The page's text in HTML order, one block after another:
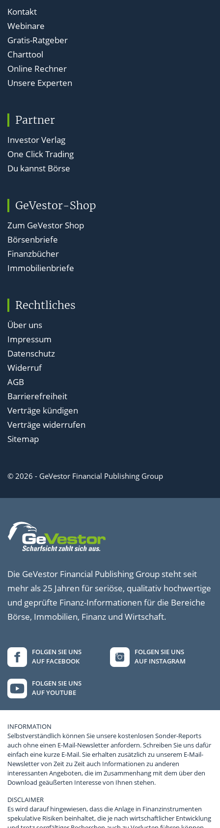
Kontakt
Webinare
Gratis-Ratgeber
Charttool
Online Rechner
Unsere Experten
Partner
Investor Verlag
One Click Trading
Du kannst Börse
GeVestor-Shop
Zum GeVestor Shop
Börsenbriefe
Finanzbücher
Immobilienbriefe
Rechtliches
Über uns
Impressum
Datenschutz
Widerruf
AGB
Barrierefreiheit
Verträge kündigen
Verträge widerrufen
Sitemap
© 2026 - GeVestor Financial Publishing Group
Die GeVestor Financial Publishing Group steht seit
mehr als 25 Jahren für seriöse, qualitativ hochwertige
und geprüfte Finanz-Informationen für die Bereiche
Börse, Immobilien, Finanz und Wirtschaft.
FOLGEN SIE UNS
AUF FACEBOOK
FOLGEN SIE UNS
AUF INSTAGRAM
FOLGEN SIE UNS
AUF YOUTUBE
INFORMATION
Selbstverständlich können Sie unsere kostenlosen Sonder-Reports
auch ohne einen E-Mail-Newsletter anfordern. Schreiben Sie uns dafür
einfach eine kurze E-Mail. Sie erhalten zusätzlich zu unserem E-Mail-
Newsletter von Zeit zu Zeit auch Informationen zu anderen
interessanten Angeboten, die im Zusammenhang mit dem über den
Download geäußerten Interesse von Ihnen stehen.
DISCLAIMER
Es wird darauf hingewiesen, dass die Anlage in Finanzinstrumenten
spekulative Risiken beinhaltet, die je nach wirtschaftlicher Entwicklung